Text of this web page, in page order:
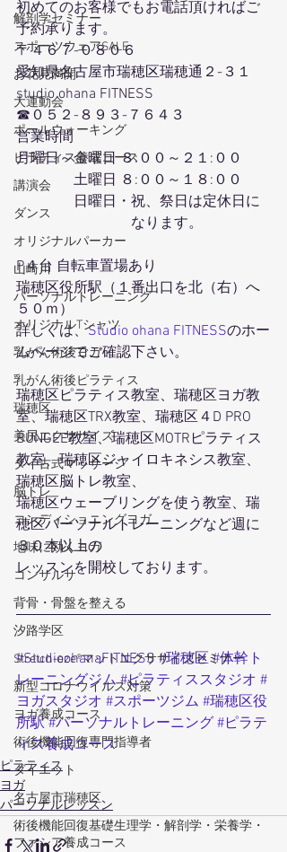
解剖学セミナー
スポーツウェアSALE
お花見満開
大運動会
ポールウォーキング
ピラティス養成コース
講演会
ダンス
オリジナルパーカー
山崎川
パーソナルトレーニング
オリジナルTシャツ
乳がん術後ヨガ
乳がん術後ピラティス
瑞穂区
美尻エクササイズ
タイ古式マッサージ
脳トレ
コンディショニングヨガ
地味に効くヨガ
コンサルサ
背骨・骨盤を整える
汐路学区
Stretch-eze®マットエクササイズセミナー
新型コロナウイルス対策
ヨガ養成コース
術後機能回復専門指導者
ダイエット
名古屋市瑞穂区
術後機能回復基礎生理学・解剖学・栄養学・
ファシア養成コース
初めてのお客様でもお電話頂ければご
予約承ります。
〒４６７-０８０６
愛知県名古屋市瑞穂区瑞穂通２-３１
studio ohana FITNESS
☎０５２-８９３-７６４３
営業時間
月曜日～金曜日 ８:００～２１:００
土曜日 ８:００～１８:００
日曜日・祝、祭日は定休日に
なります。
P４台 自転車置場あり
瑞穂区役所駅（１番出口を北（右）へ
５０ｍ）
詳しくは、Studio ohana FITNESSのホー
ムページでご確認下さい。
瑞穂区ピラティス教室、瑞穂区ヨガ教
室、瑞穂区TRX教室、瑞穂区４D PRO
BUNGEE教室、瑞穂区MOTRピラティス
教室、瑞穂区ジャイロキネシス教室、
瑞穂区脳トレ教室、
瑞穂区ウェーブリングを使う教室、瑞
穂区パーソナルトレーニングなど週に
３０本以上の
レッスンを開校しております。
#StudioohanaFITNESS #瑞穂区 #体幹ト
レーニングジム #ピラティススタジオ #
ヨガスタジオ #スポーツジム #瑞穂区役
所駅 #パーソナルトレーニング #ピラテ
ィス養成コース
ピラティス
ヨガ
パーソナルレッスン